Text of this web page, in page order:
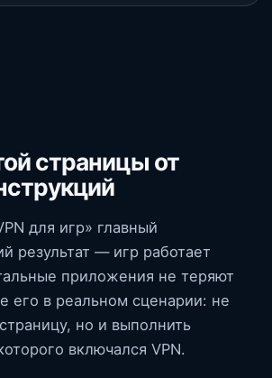
страницы от
для игр» главный
результат — игр работает
приложения не теряют
его в реальном сценарии: не
но и выполнить
включался VPN.